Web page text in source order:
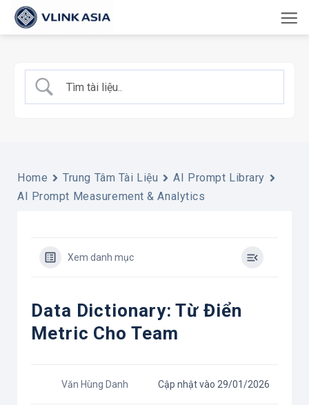
qua
dung
Home Trung Tâm Tài Liệu
AI Prompt Library
AI Prompt Measurement & Analytics
Xem danh mục
Data Dictionary: Từ Điển
Metric Cho Team
Văn Hùng Danh Cập nhật vào 29/01/2026